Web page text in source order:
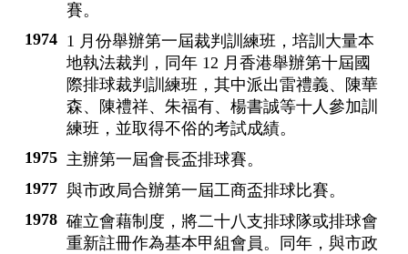
賽。
1974 1 月份舉辦第一屆裁判訓練班，培訓大量本
地執法裁判，同年 12 月香港舉辦第十屆國
際排球裁判訓練班，其中派出雷禮義、陳華
森、陳禮祥、朱福有、楊書誠等十人參加訓
練班，並取得不俗的考試成績。
1975 主辦第一屆會長盃排球賽。
1977 與市政局合辦第一屆工商盃排球比賽。
1978 確立會藉制度，將二十八支排球隊或排球會
重新註冊作為基本甲組會員。同年，與市政